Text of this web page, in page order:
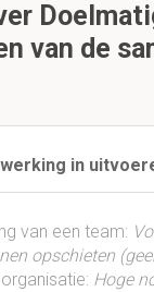
van de
in
van een team:
opschieten
Hoge